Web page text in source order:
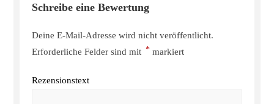
Schreibe eine Bewertung
Deine E-Mail-Adresse wird nicht veröffentlicht.
Erforderliche Felder sind mit * markiert
Rezensionstext